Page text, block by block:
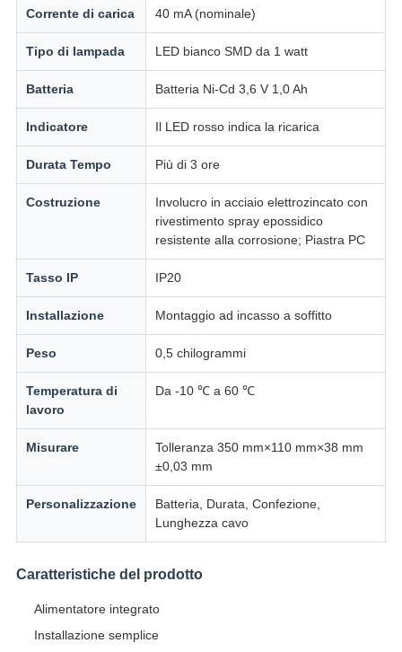
Corrente di carica 40 mA (nominale)
Tipo di lampada LED bianco SMD da 1 watt
Batteria Batteria Ni-Cd 3,6 V 1,0 Ah
Indicatore Il LED rosso indica la ricarica
Durata Tempo Più di 3 ore
Costruzione
Involucro in acciaio elettrozincato con
rivestimento spray epossidico
resistente alla corrosione; Piastra PC
Tasso IP IP20
Installazione Montaggio ad incasso a soffitto
Peso 0,5 chilogrammi
Temperatura di
lavoro
Da -10 ℃ a 60 ℃
Misurare
Tolleranza 350 mm×110 mm×38 mm
±0,03 mm
Personalizzazione
Batteria, Durata, Confezione,
Lunghezza cavo
Caratteristiche del prodotto
Alimentatore integrato
Installazione semplice